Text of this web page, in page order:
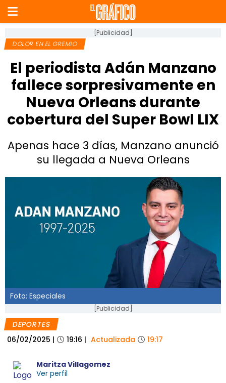
[Publicidad]
DOLOR EN EL GREMIO
El periodista Adán Manzano
fallece sorpresivamente en
Nueva Orleans durante
cobertura del Super Bowl LIX
Apenas hace 3 días, Manzano anunció
su llegada a Nueva Orleans
Foto: Especiales
[Publicidad]
DEPORTES
06/02/2025 | 19:16 | Actualizada 19:17
Maritza Villagomez
Ver perfil